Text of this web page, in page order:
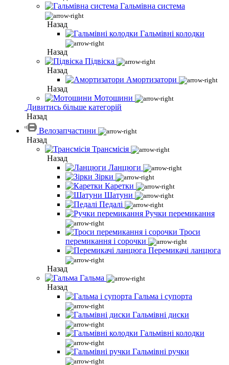
Гальмівна система
Назад
Гальмівні колодки
Назад
Підвіска
Назад
Амортизатори
Назад
Мотошини
Дивитись більше категорій
Назад
Велозапчастини
Назад
Трансмісія
Назад
Ланцюги
Зірки
Каретки
Шатуни
Педалі
Ручки перемикання
Троси
перемикання і сорочки
Перемикачі ланцюга
Назад
Гальма
Назад
Гальма і супорта
Гальмівні диски
Гальмівні колодки
Гальмівні ручки